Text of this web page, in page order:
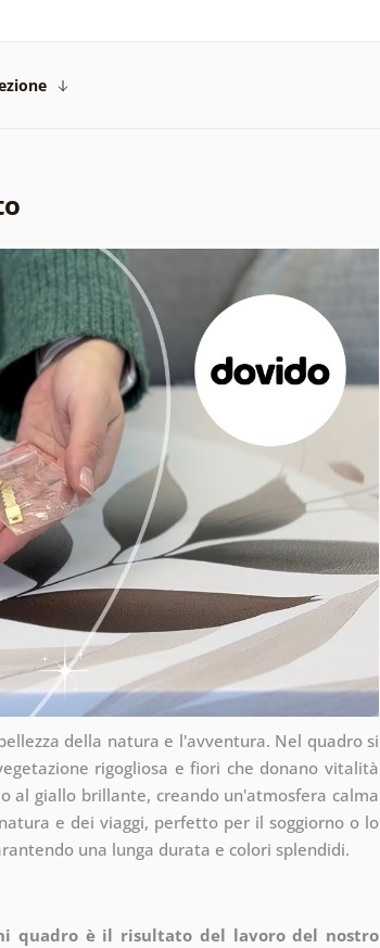
della natura e l'avventura. Nel quadro si
rigogliosa e fiori che donano vitalità
al giallo brillante, creando un'atmosfera calma
e dei viaggi, perfetto per il soggiorno o lo
una lunga durata e colori splendidi.
quadro è il risultato del lavoro del nostro